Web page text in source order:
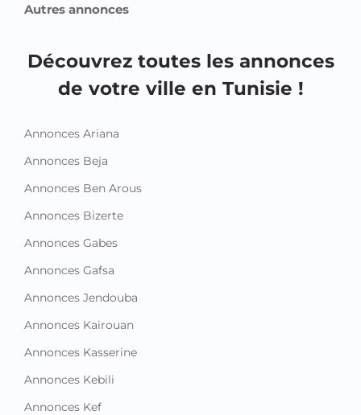
Autres annonces
Découvrez toutes les annonces
de votre ville en Tunisie !
Annonces Ariana
Annonces Beja
Annonces Ben Arous
Annonces Bizerte
Annonces Gabes
Annonces Gafsa
Annonces Jendouba
Annonces Kairouan
Annonces Kasserine
Annonces Kebili
Annonces Kef